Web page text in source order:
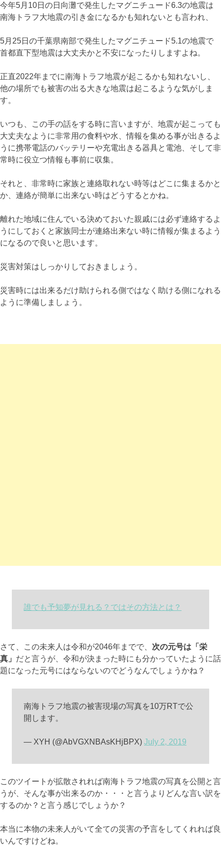
今年5月10日の日向灘で発生したマグニチュード6.3の地震は
南海トラフ大地震の引き金になるかも知れないとも言われ、
5月25日の千葉県南部で発生したマグニチュード5.1の地震で
首都直下型地震は大丈夫かと不安になったりしますよね。
正直2022年までに南海トラフ地震が起こるかも知れないし、
他の場所でも被害の出る大きな地震は起こるような気がしま
す。
いつも、この手の話をする時に言いますが、地震が起こっても
大丈夫なように非常用の食料や水、情報を集める事が出きるよ
うに携帯電話のバッテリーや充電出きる器具と電池、そして非
常時に役立つ情報も事前に収集。
それと、非常時に家族と連絡取れない時等はどこに集まるかと
か、連絡が簡単に出来ない時はどうするとかね。
離れた地域に住んでいる決めておいた親戚には必ず連絡するよ
うにしておくと家族同士が連絡出来ない時に情報が集まるよう
になるので良いと思います。
災害対策はしっかりしておきましょう。
災害時には出来るだけ助けられる側ではなく助ける側になれる
ように準備しましょう。
誰でも予知夢が見れる？ではその方法とは？
さて、この未来人は令和が2046年までで、 次の元号は「栄
真」 だと言うが、令和が決まった時にも分かっていたように話
題になった元号にはならないのでどうなんでしょうかね？
南海トラフ地震の被害現場の写真を10万RTで公
開します。
— XYH (@AbVGXNBAsKHjBPX) July 2, 2019
このツイートが拡散されれば南海トラフ地震の写真を公開と言
うが、そんな事が出来るのか・・・と言うよりどんな言い訳を
するのか？と言う感じでしょうか？
本当に本物の未来人がいて全ての災害の予言をしてくれれば良
いんですけどね。